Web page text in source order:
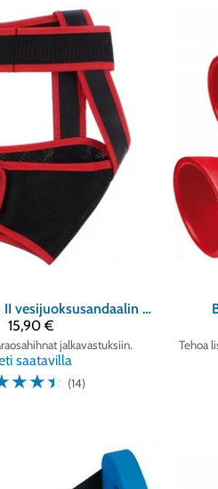
Aqua Twin II vesijuoksusandaalin Varaosahihnat
15,90 €
jalkavastuksiin.
saatavilla
☆☆☆ (14)
Tehoa